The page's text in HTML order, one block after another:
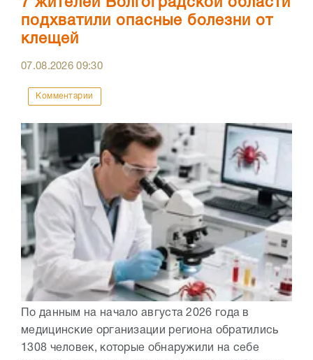
7 жителей Волгоградской области
подхватили опасные болезни от
клещей
07.08.202609:30
Комментарии
По данным на начало августа 2026 года в
медицинские организации региона обратились
1308 человек, которые обнаружили на себе